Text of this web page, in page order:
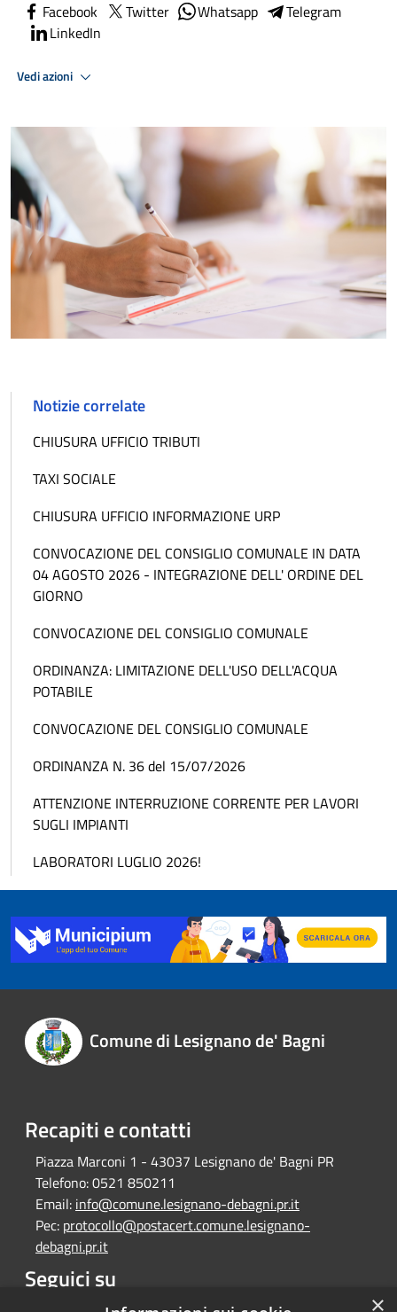
Facebook Twitter Whatsapp
Telegram
LinkedIn
Vedi azioni
Notizie correlate
CHIUSURA UFFICIO TRIBUTI
TAXI SOCIALE
CHIUSURA UFFICIO INFORMAZIONE URP
CONVOCAZIONE DEL CONSIGLIO COMUNALE IN DATA
04 AGOSTO 2026 - INTEGRAZIONE DELL' ORDINE DEL
GIORNO
CONVOCAZIONE DEL CONSIGLIO COMUNALE
ORDINANZA: LIMITAZIONE DELL'USO DELL'ACQUA
POTABILE
CONVOCAZIONE DEL CONSIGLIO COMUNALE
ORDINANZA N. 36 del 15/07/2026
ATTENZIONE INTERRUZIONE CORRENTE PER LAVORI
SUGLI IMPIANTI
LABORATORI LUGLIO 2026!
Comune di Lesignano de' Bagni
Recapiti e contatti
Piazza Marconi 1 - 43037 Lesignano de' Bagni PR
Telefono:0521 850211
Email: info@comune.lesignano-debagni.pr.it
Pec: protocollo@postacert.comune.lesignano-
debagni.pr.it
Seguici su
×